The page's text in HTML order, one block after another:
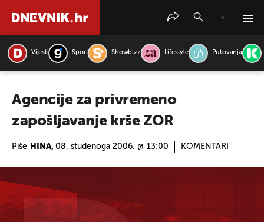
Vijesti Sport Showbizz Lifestyle Putovanja
Agencije za privremeno
zapošljavanje krše ZOR
Piše HINA, 08. studenoga 2006. @ 13:00 KOMENTARI
PRETRAŽITE VIJESTI